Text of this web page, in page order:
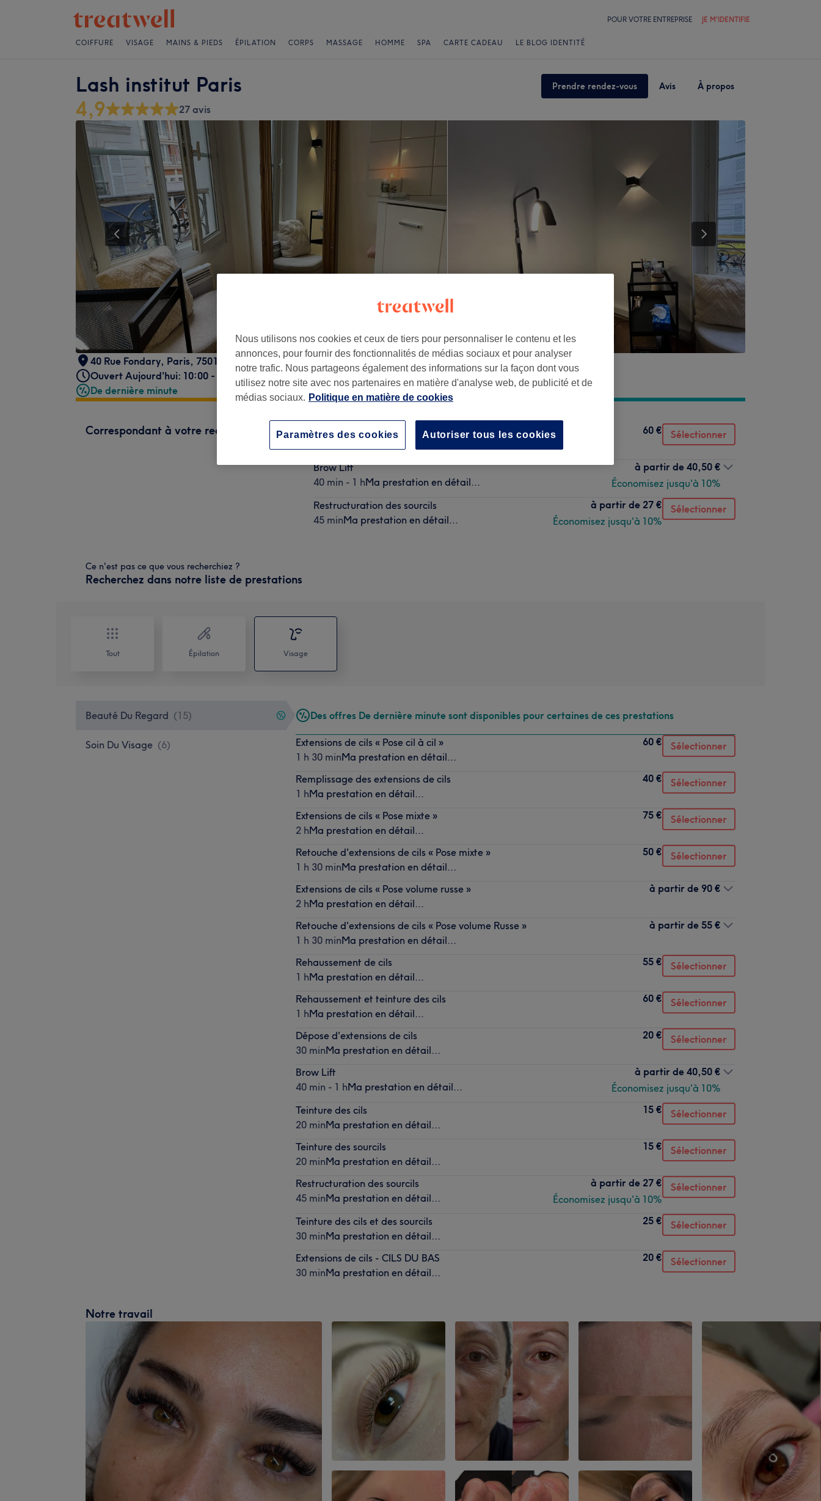
POUR VOTRE ENTREPRISE JE M'IDENTIFIE
COIFFURE VISAGE MAINS & PIEDS ÉPILATION CORPS MASSAGE HOMME SPA CARTE CADEAU LE BLOG IDENTITÉ
Lash institut Paris Prendre rendez-vous Avis À propos
4,9 27 avis
40 Rue Fondary, Paris, 75015
Ouvert Aujourd'hui: 10:00 - 19:00
De dernière minute
Correspondant à votre recherche
Rehaussement et teinture des cils
60 € Sélectionner
Brow Lift
40 min - 1 hMa prestation en détail...
à partir de 40,50 €
Économisez jusqu'à 10%
Restructuration des sourcils
45 minMa prestation en détail...
à partir de 27 €
Économisez jusqu'à 10%
Sélectionner
Ce n'est pas ce que vous recherchiez ?
Recherchez dans notre liste de prestations
Tout Épilation Visage
Beauté Du Regard (15)
Soin Du Visage (6)
Des offres De dernière minute sont disponibles pour certaines de ces prestations
Extensions de cils « Pose cil à cil »
1 h 30 minMa prestation en détail...
60 € Sélectionner
Remplissage des extensions de cils
1 hMa prestation en détail...
40 € Sélectionner
Extensions de cils « Pose mixte »
2 hMa prestation en détail...
75 € Sélectionner
Retouche d'extensions de cils « Pose mixte »
1 h 30 minMa prestation en détail...
50 € Sélectionner
Extensions de cils « Pose volume russe »
2 hMa prestation en détail...
à partir de 90 €
Retouche d'extensions de cils « Pose volume Russe »
1 h 30 minMa prestation en détail...
à partir de 55 €
Rehaussement de cils
1 hMa prestation en détail...
55 € Sélectionner
Rehaussement et teinture des cils
1 hMa prestation en détail...
60 € Sélectionner
Dépose d'extensions de cils
30 minMa prestation en détail...
20 € Sélectionner
Brow Lift
40 min - 1 hMa prestation en détail...
à partir de 40,50 €
Économisez jusqu'à 10%
Teinture des cils
20 minMa prestation en détail...
15 € Sélectionner
Teinture des sourcils
20 minMa prestation en détail...
15 € Sélectionner
Restructuration des sourcils
45 minMa prestation en détail...
à partir de 27 €
Économisez jusqu'à 10%
Sélectionner
Teinture des cils et des sourcils
30 minMa prestation en détail...
25 € Sélectionner
Extensions de cils - CILS DU BAS
30 minMa prestation en détail...
20 € Sélectionner
Notre travail
Nous utilisons nos cookies et ceux de tiers pour personnaliser le contenu et les
annonces, pour fournir des fonctionnalités de médias sociaux et pour analyser
notre trafic. Nous partageons également des informations sur la façon dont vous
utilisez notre site avec nos partenaires en matière d'analyse web, de publicité et de
médias sociaux. Politique en matière de cookies
Autoriser tous les cookies
Paramètres des cookies